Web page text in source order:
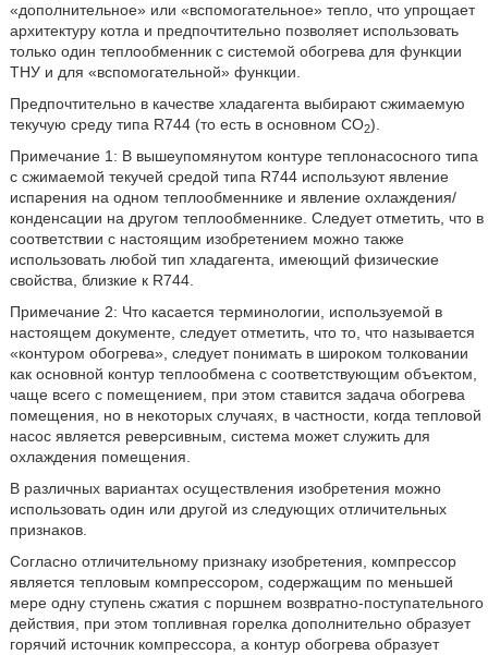
«дополнительное» или «вспомогательное» тепло, что упрощает
архитектуру котла и предпочтительно позволяет использовать
только один теплообменник с системой обогрева для функции
ТНУ и для «вспомогательной» функции.
Предпочтительно в качестве хладагента выбирают сжимаемую
текучую среду типа R744 (то есть в основном СО2).
Примечание 1: В вышеупомянутом контуре теплонасосного типа
с сжимаемой текучей средой типа R744 используют явление
испарения на одном теплообменнике и явление охлаждения/
конденсации на другом теплообменнике. Следует отметить, что в
соответствии с настоящим изобретением можно также
использовать любой тип хладагента, имеющий физические
свойства, близкие к R744.
Примечание 2: Что касается терминологии, используемой в
настоящем документе, следует отметить, что то, что называется
«контуром обогрева», следует понимать в широком толковании
как основной контур теплообмена с соответствующим объектом,
чаще всего с помещением, при этом ставится задача обогрева
помещения, но в некоторых случаях, в частности, когда тепловой
насос является реверсивным, система может служить для
охлаждения помещения.
В различных вариантах осуществления изобретения можно
использовать один или другой из следующих отличительных
признаков.
Согласно отличительному признаку изобретения, компрессор
является тепловым компрессором, содержащим по меньшей
мере одну ступень сжатия с поршнем возвратно-поступательного
действия, при этом топливная горелка дополнительно образует
горячий источник компрессора, а контур обогрева образует